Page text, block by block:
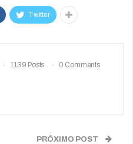
Twitter
1139 Posts 0 Comments
PRÓXIMO POST